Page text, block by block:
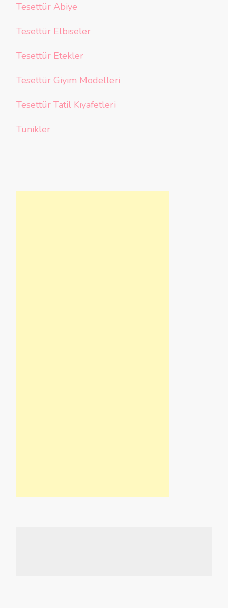
Tesettür Abiye
Tesettür Elbiseler
Tesettür Etekler
Tesettür Giyim Modelleri
Tesettür Tatil Kıyafetleri
Tunikler